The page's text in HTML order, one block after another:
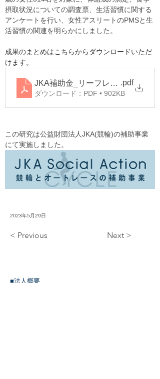
摂取状況についての調査票、生活習慣に関する
アンケートを行い、女性アスリートのPMSと生
活習慣の関連を明らかにしました。
成果のまとめはこちらからダウンロードいただ
けます。
JKA補助金_リーフレット(fix)
.pdf
ダウンロード：PDF • 902KB
この研究は公益財団法人JKA(競輪)の補助事業
にて実施しました。
2023年5月29日
< Previous Next >
​■法人概要